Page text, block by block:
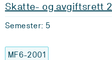
Skatte- og avgiftsrett 2
Semester: 5
MF6-2001